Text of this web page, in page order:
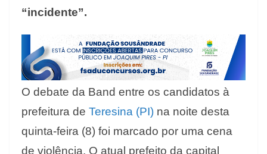
“incidente”.
O debate da Band entre os candidatos à
prefeitura de Teresina (PI) na noite desta
quinta-feira (8) foi marcado por uma cena
de violência. O atual prefeito da capital